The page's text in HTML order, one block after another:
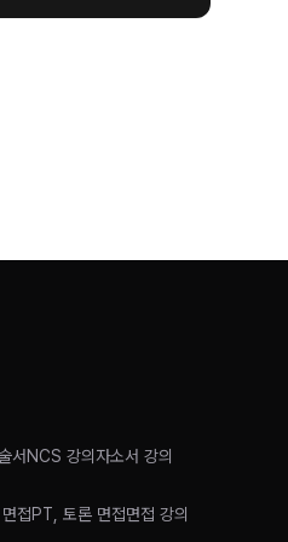
서 NCS 강의자소서 강의
접PT, 토론 면접면접 강의